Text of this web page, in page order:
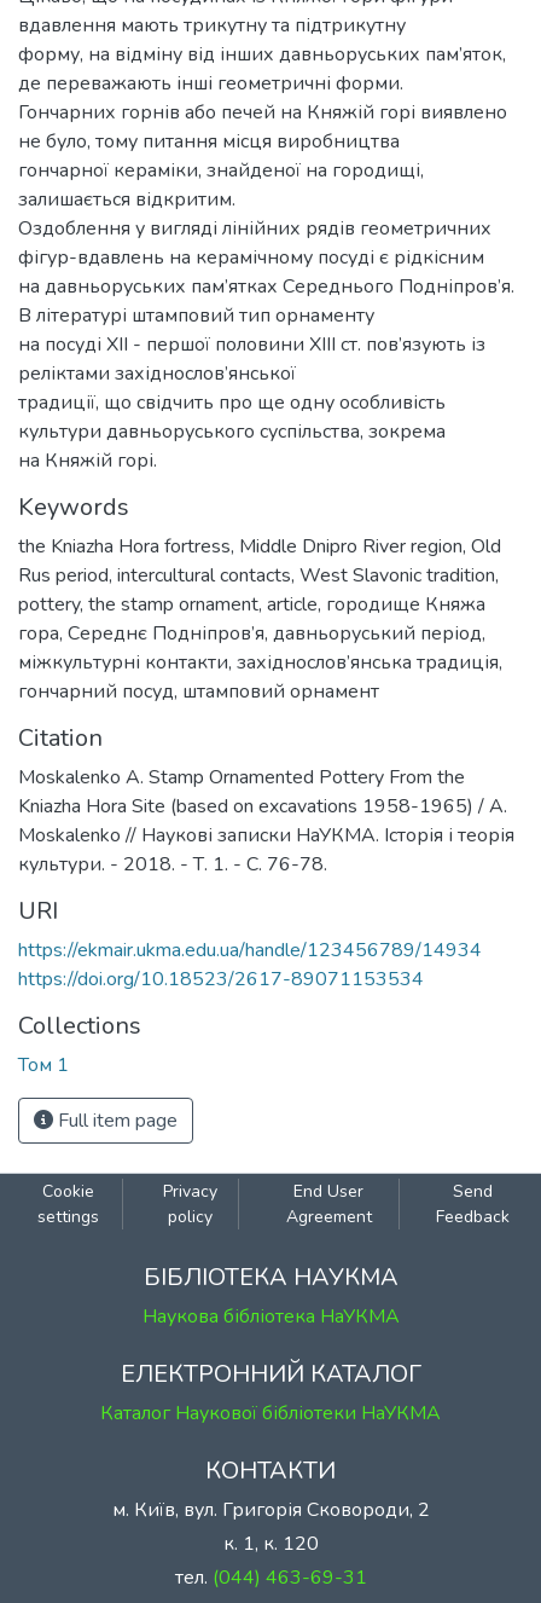
вдавлення мають трикутну та підтрикутну
форму, на відміну від інших давньоруських пам’яток,
де переважають інші геометричні форми.
Гончарних горнів або печей на Княжій горі виявлено
не було, тому питання місця виробництва
гончарної кераміки, знайденої на городищі,
залишається відкритим.
Оздоблення у вигляді лінійних рядів геометричних
фігур-вдавлень на керамічному посуді є рідкісним
на давньоруських пам’ятках Середнього Подніпров’я.
В літературі штамповий тип орнаменту
на посуді XII - першої половини XIII ст. пов’язують із
реліктами західнослов’янської
традиції, що свідчить про ще одну особливість
культури давньоруського суспільства, зокрема
на Княжій горі.
Keywords
the Kniazha Hora fortress, Middle Dnipro River region, Old
Rus period, intercultural contacts, West Slavonic tradition,
pottery, the stamp ornament, article, городище Княжа
гора, Середнє Подніпров’я, давньоруський період,
міжкультурні контакти, західнослов’янська традиція,
гончарний посуд, штамповий орнамент
Citation
Moskalenko A. Stamp Ornamented Pottery From the
Kniazha Hora Site (based on excavations 1958-1965) / A.
Moskalenko // Наукові записки НаУКМА. Історія і теорія
культури. - 2018. - Т. 1. - С. 76-78.
URI
https://ekmair.ukma.edu.ua/handle/123456789/14934
https://doi.org/10.18523/2617-89071153534
Collections
Том 1
Full item page
Cookie
settings
Privacy
policy
End User
Agreement
Send
Feedback
БІБЛІОТЕКА НАУКМА
Наукова бібліотека НаУКМА
ЕЛЕКТРОННИЙ КАТАЛОГ
Каталог Наукової бібліотеки НаУКМА
КОНТАКТИ
м. Київ, вул. Григорія Сковороди, 2
к. 1, к. 120
тел. (044) 463-69-31